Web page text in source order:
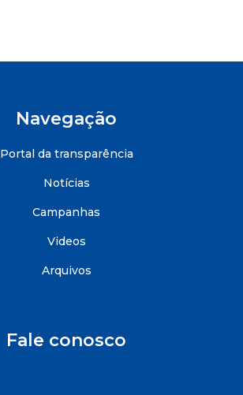
Navegação
Portal da transparência
Notícias
Campanhas
Videos
Arquivos
Fale conosco